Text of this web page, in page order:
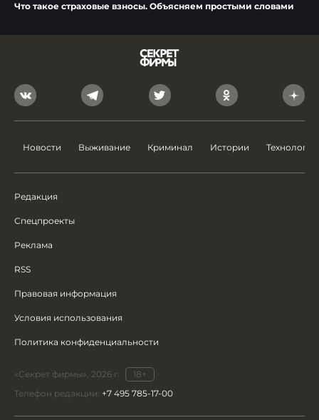
Что такое страховые взносы. Объясняем простыми словами
Новости Выживание Криминал Истории Технологии
Редакция
Спецпроекты
Реклама
RSS
Правовая информация
Условия использования
Политика конфиденциальности
«Секрет фирмы», 2026 г.
18+
Телефон редакции: +7 495 785-17-00